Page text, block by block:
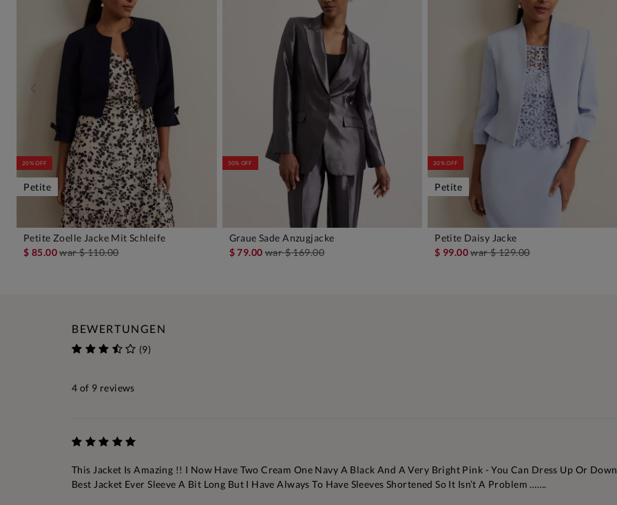
IN DEN WARENKORB
20% OFF
Petite
Petite Zoelle Jacke Mit Schleife
$ 85.00war$ 110.00 IN DEN WARENKORB
50% OFF
Graue Sade Anzugjacke
$ 79.00 war$ 169.00 IN DEN WARENKORB
20% OFF
Petite
Petite Daisy Jacke
$ 99.00war$ 129.00
BEWERTUNGEN
(9)
4 of 9 reviews
This Jacket Is Amazing !! I Now Have Two Cream One Navy A Black And A Very Bright Pink - You Can Dress Up Or
Best Jacket Ever Sleeve A Bit Long But I Have Always To Have Sleeves Shortened So It Isn’t A Problem …….